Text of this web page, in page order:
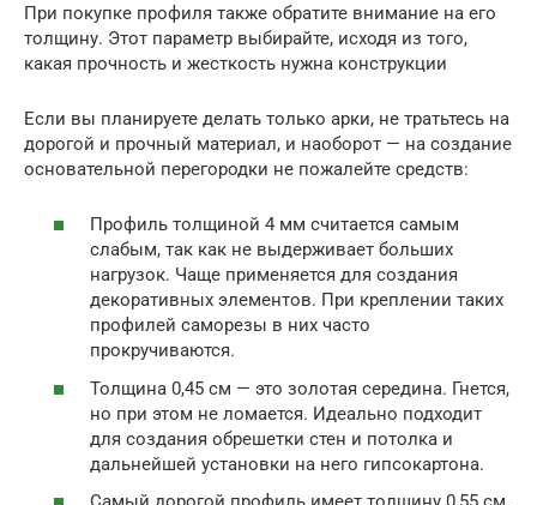
При покупке профиля также обратите внимание на его
толщину. Этот параметр выбирайте, исходя из того,
какая прочность и жесткость нужна конструкции
Если вы планируете делать только арки, не тратьтесь на
дорогой и прочный материал, и наоборот — на создание
основательной перегородки не пожалейте средств:
Профиль толщиной 4 мм считается самым
слабым, так как не выдерживает больших
нагрузок. Чаще применяется для создания
декоративных элементов. При креплении таких
профилей саморезы в них часто
прокручиваются.
Толщина 0,45 см — это золотая середина. Гнется,
но при этом не ломается. Идеально подходит
для создания обрешетки стен и потолка и
дальнейшей установки на него гипсокартона.